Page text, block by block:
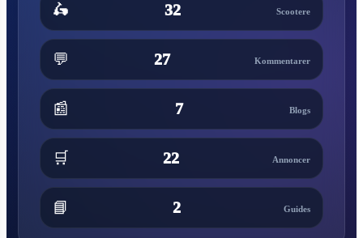
🛵 32 Scootere
💬 27 Kommentarer
📰 7 Blogs
🛒 22 Annoncer
📘 2 Guides